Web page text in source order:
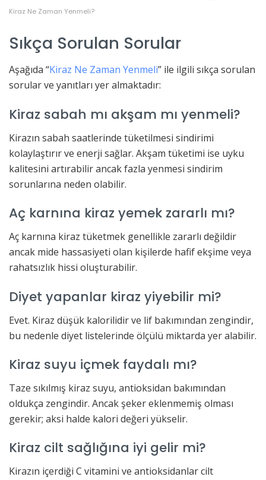
Kiraz Ne Zaman Yenmeli?
Sıkça Sorulan Sorular
Aşağıda “Kiraz Ne Zaman Yenmeli” ile ilgili sıkça sorulan
sorular ve yanıtları yer almaktadır:
Kiraz sabah mı akşam mı yenmeli?
Kirazın sabah saatlerinde tüketilmesi sindirimi
kolaylaştırır ve enerji sağlar. Akşam tüketimi ise uyku
kalitesini artırabilir ancak fazla yenmesi sindirim
sorunlarına neden olabilir.
Aç karnına kiraz yemek zararlı mı?
Aç karnına kiraz tüketmek genellikle zararlı değildir
ancak mide hassasiyeti olan kişilerde hafif ekşime veya
rahatsızlık hissi oluşturabilir.
Diyet yapanlar kiraz yiyebilir mi?
Evet. Kiraz düşük kalorilidir ve lif bakımından zengindir,
bu nedenle diyet listelerinde ölçülü miktarda yer alabilir.
Kiraz suyu içmek faydalı mı?
Taze sıkılmış kiraz suyu, antioksidan bakımından
oldukça zengindir. Ancak şeker eklenmemiş olması
gerekir; aksi halde kalori değeri yükselir.
Kiraz cilt sağlığına iyi gelir mi?
Kirazın içerdiği C vitamini ve antioksidanlar cilt